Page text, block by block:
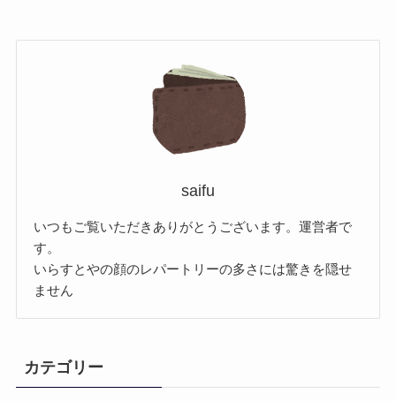
saifu
いつもご覧いただきありがとうございます。運営者で
す。
いらすとやの顔のレパートリーの多さには驚きを隠せ
ません
カテゴリー